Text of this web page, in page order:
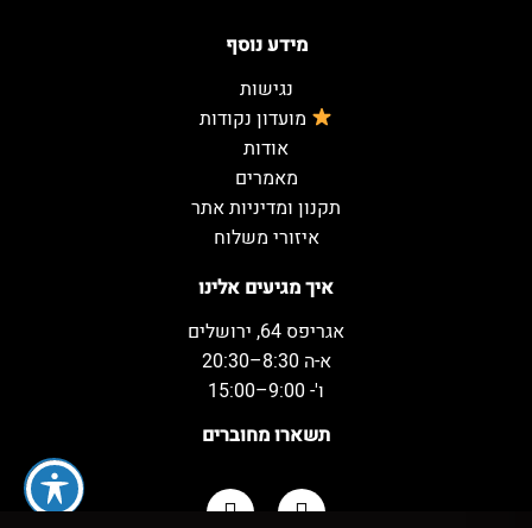
איך מגיעים אלינו
אגריפס 64, ירושלים
א-ה 8:30–20:30
ו'- 9:00–15:00
תשארו מחוברים
מידע נוסף
נגישות
מועדון נקודות
אודות
מאמרים
תקנון ומדיניות אתר
איזורי משלוח